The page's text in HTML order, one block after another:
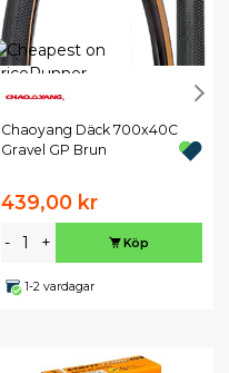
Chaoyang Däck 700x40C
Gravel GP Brun
439,00 kr
- + Köp
1-2 vardagar